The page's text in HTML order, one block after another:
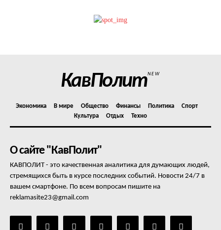
Политика конфиденциальности
КавПолитNEW
Экономика В мире Общество Финансы Политика
Спорт
Культура
Отдых Техно
О сайте "КавПолит"
КАВПОЛИТ - это качественная аналитика для думающих людей,
стремящихся быть в курсе последних событий. Новости 24/7 в
вашем смартфоне. По всем вопросам пишите на
reklamasite23@gmail.com